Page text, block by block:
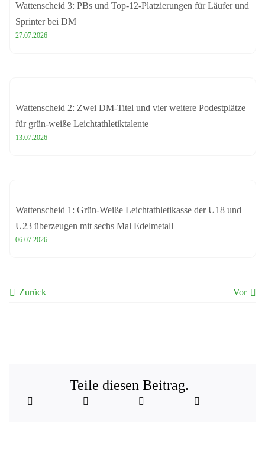
Wattenscheid 3: PBs und Top-12-Platzierungen für Läufer und
Sprinter bei DM
27.07.2026
Wattenscheid 2: Zwei DM-Titel und vier weitere Podestplätze
für grün-weiße Leichtathletiktalente
13.07.2026
Wattenscheid 1: Grün-Weiße Leichtathletikasse der U18 und
U23 überzeugen mit sechs Mal Edelmetall
06.07.2026
Zurück Vor
Teile diesen Beitrag.